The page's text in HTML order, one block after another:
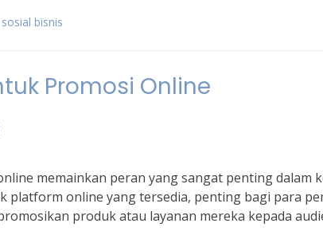
bisnis
Promosi Online
memainkan peran yang sangat penting dalam
platform online yang tersedia, penting bagi para
produk atau layanan mereka kepada